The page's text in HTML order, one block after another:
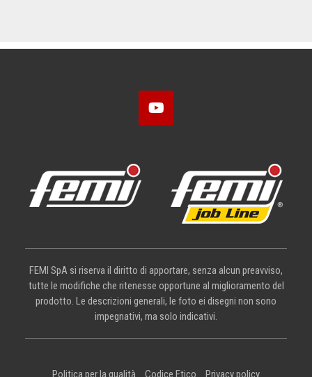
FEMI SpA si riserva il diritto di apportare, senza alcun preavviso,
tutte le modifiche che ritenesse opportune al miglioramento del
prodotto. Le descrizioni generali, le foto ei disegni non sono
impegnativi, ma solo indicativi.
Politica per la qualità Codice Etico Privacy policy